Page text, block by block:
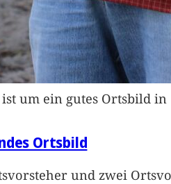
um ein gutes Ortsbild
Ortsbild
und zwei